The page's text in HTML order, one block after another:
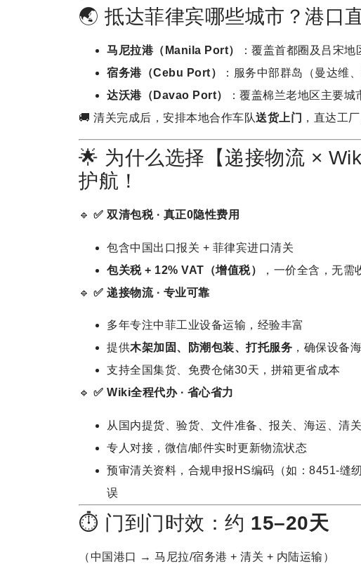
🌏 抵达菲律宾哪些城市？港口
马尼拉港（Manila Port）
：覆盖首都圈及吕宋
宿务港（Cebu Port）
：服务中部群岛（曼达维
达沃港（Davao Port）
：覆盖棉兰老地区主要城
🚚 清关完成后，安排本地合作车队送货上门 ，直达工
🌟 为什么选择【递接物流 ×
护航！
🔹 ✅ 双清包税 · 真正0隐性费用
包含中国出口报关 + 菲律宾进口清关
包关税 + 12% VAT（增值税）
，一价全含，无需
🔹 ✅ 递接物流 · 专业可靠
多年专注中菲工业设备运输，经验丰富
提供木架加固、防潮包装、打托服务 ，确保设备
支持全国集货、免费仓储30天，拼箱更省成本
🔹 ✅ Wiki全程代办 · 省心省力
从国内提货、验货、文件准备、报关、海运、清关
专人对接，微信/邮件实时更新物流状态
预审清关资料，合规申报HS编码（如：8451-缝
误
⏱ 门到门时效：约 15–20天
（中国港口 → 马尼拉/宿务港 + 清关 + 内陆运输）